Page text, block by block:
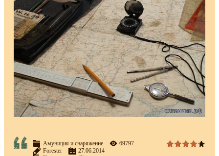
Амуниция и снаряжение
69797
Forester
27.06.2014